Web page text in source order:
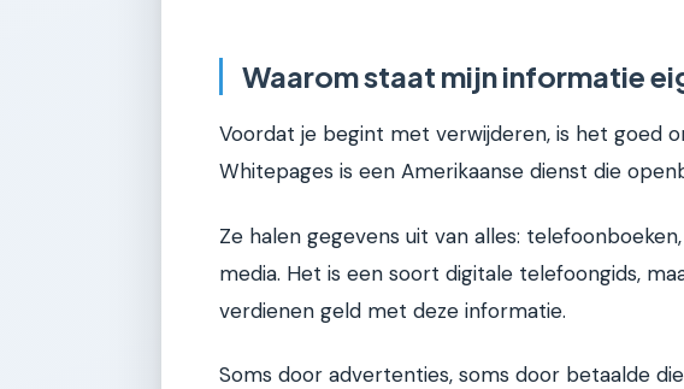
Waarom staat mijn informatie
Voordat je begint met verwijderen, is het goed
Whitepages is een Amerikaanse dienst die
Ze halen gegevens uit van alles:
media. Het is een soort digitale telefoongids,
verdienen geld met deze informatie.
Soms door advertenties, soms door betaalde